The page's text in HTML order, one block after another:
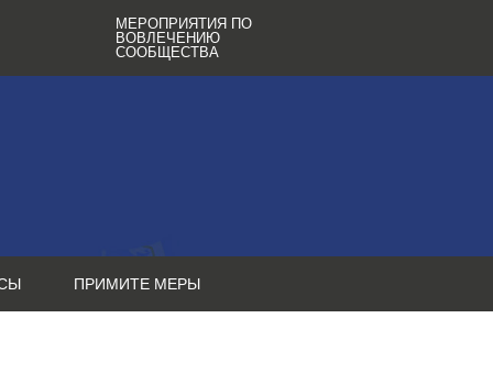
МЕРОПРИЯТИЯ ПО
ВОВЛЕЧЕНИЮ
СООБЩЕСТВА
ПРИМИТЕ МЕРЫ